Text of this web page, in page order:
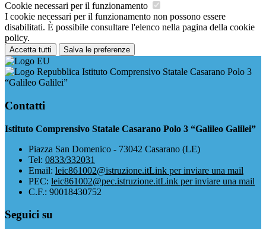
Cookie necessari per il funzionamento
I cookie necessari per il funzionamento non possono essere
disabilitati. È possibile consultare l'elenco nella pagina della cookie
policy.
Accetta tutti Salva le preferenze
Istituto Comprensivo Statale Casarano Polo 3
“Galileo Galilei”
Contatti
Istituto Comprensivo Statale Casarano Polo 3 “Galileo Galilei”
Piazza San Domenico - 73042 Casarano (LE)
Tel: 0833/332031
Email: leic861002@istruzione.itLink per inviare una mail
PEC: leic861002@pec.istruzione.itLink per inviare una mail
C.F.: 90018430752
Seguici su